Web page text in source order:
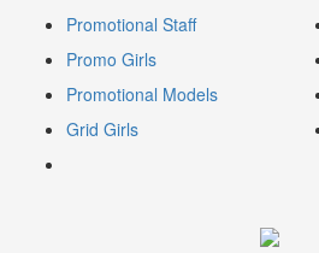
Promotional Staff
Promo Girls
Promotional Models
Grid Girls